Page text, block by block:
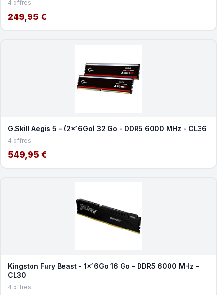
4 offres
249,95 €
G.Skill Aegis 5 - (2x16Go) 32 Go - DDR5 6000 MHz - CL36
4 offres
549,95 €
Kingston Fury Beast - 1x16Go 16 Go - DDR5 6000 MHz -
CL30
4 offres